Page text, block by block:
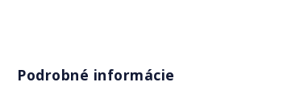
Podrobné informácie